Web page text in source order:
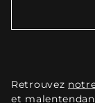
Retrouvez
et